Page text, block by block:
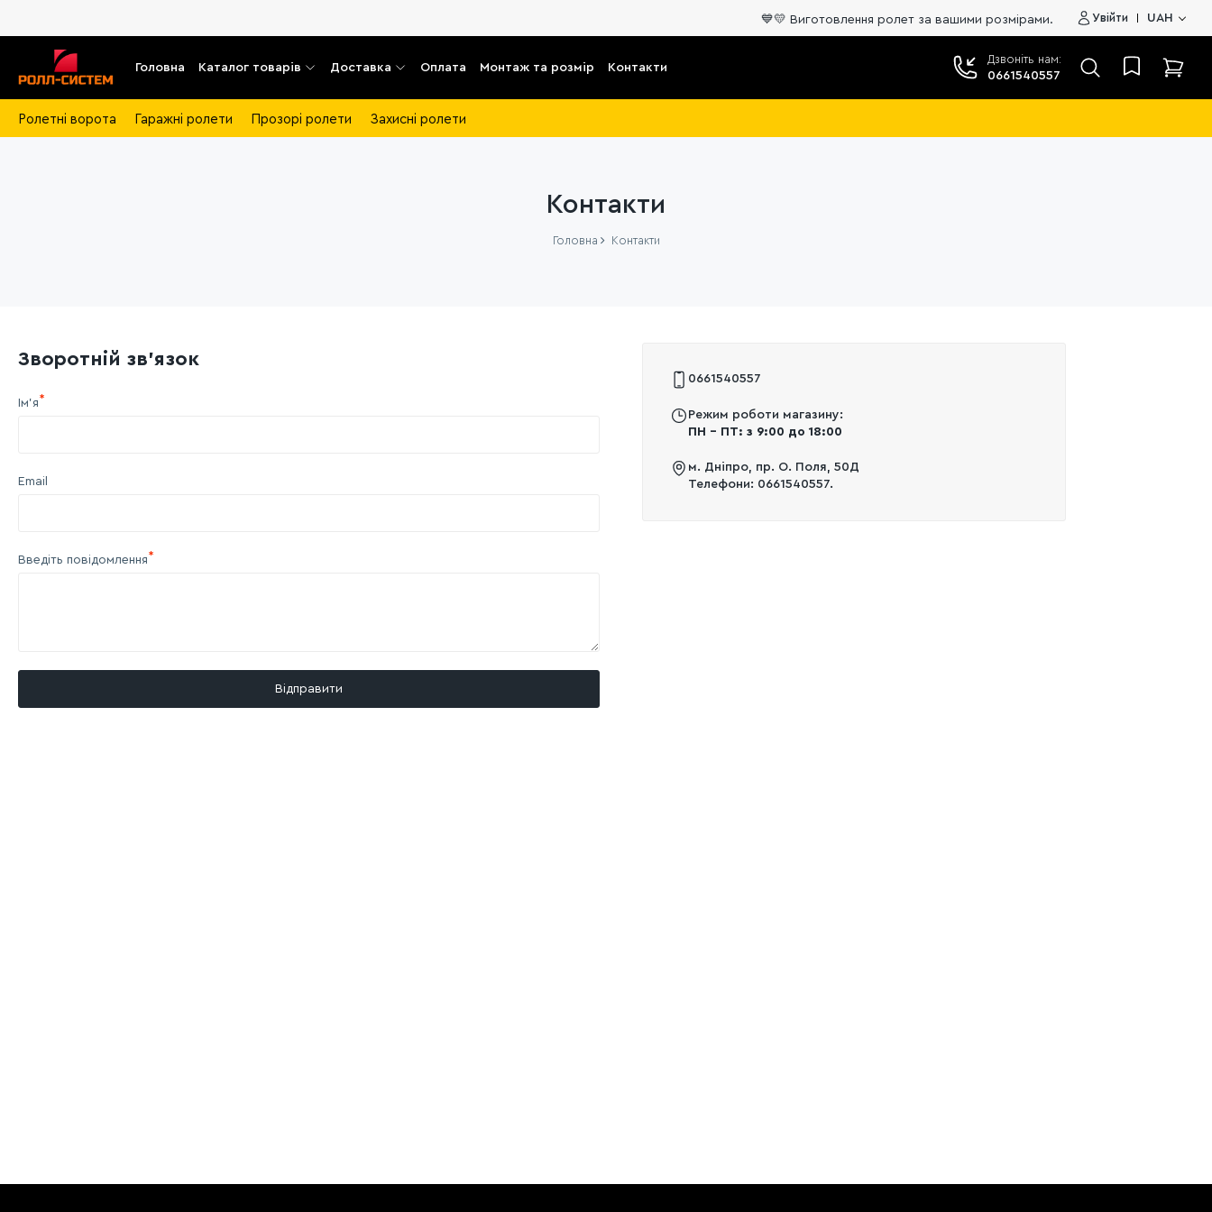
💙💛 Виготовлення ролет за вашими розмірами. Ціна від виробника. 🔥
Увійти UAH
Головна Каталог товарів Доставка Оплата Монтаж та розмір Контакти
Дзвоніть нам:
0661540557
Ролетні ворота Гаражні ролети Прозорі ролети Захисні ролети
Контакти
Головна Контакти
0661540557
Режим роботи магазину:
ПН - ПТ: з 9:00 до 18:00
м. Дніпро, пр. О. Поля, 50Д
Телефони: 0661540557.
Зворотній зв'язок
Ім'я
Email
Введіть повідомлення
Відправити